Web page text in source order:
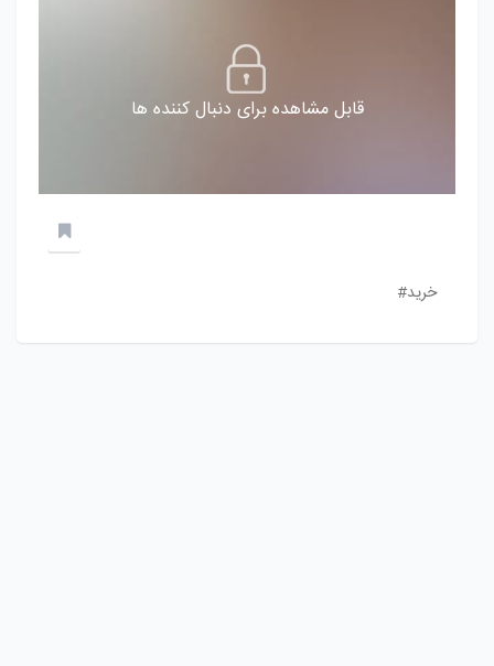
قابل مشاهده برای دنبال کننده ها
خريد#